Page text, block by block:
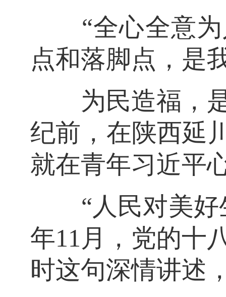
“全心全意为
点和落脚点，是
为民造福，是
纪前，在陕西延
就在青年习近平
“人民对美好
年11月，党的十
时这句深情讲述